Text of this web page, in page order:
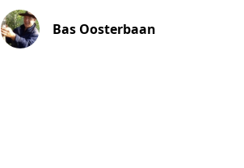
Bas Oosterbaan